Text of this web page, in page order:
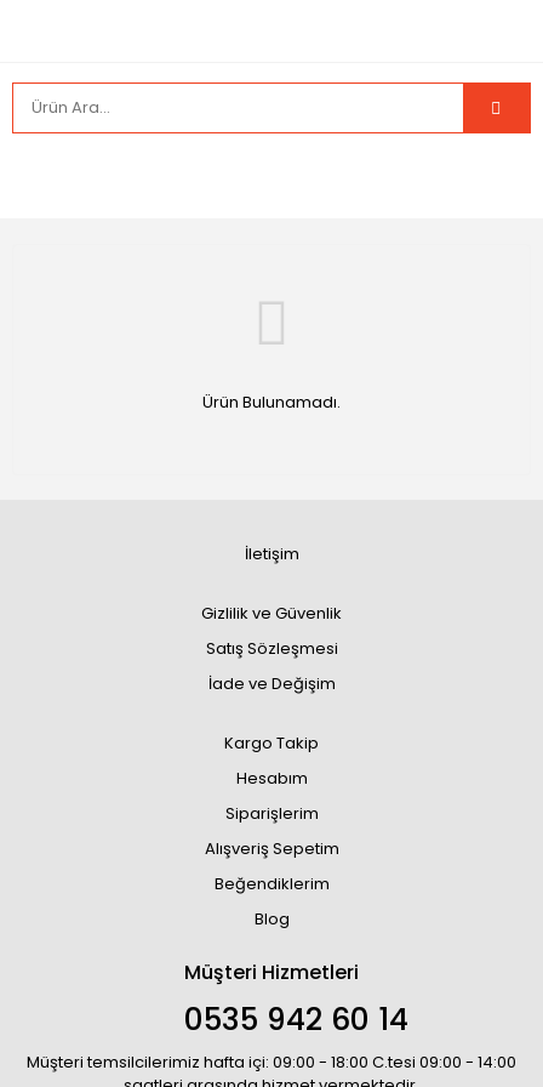
Ürün Bulunamadı.
İletişim
Gizlilik ve Güvenlik
Satış Sözleşmesi
İade ve Değişim
Kargo Takip
Hesabım
Siparişlerim
Alışveriş Sepetim
Beğendiklerim
Blog
Müşteri Hizmetleri
0535 942 60 14
Müşteri temsilcilerimiz hafta içi: 09:00 - 18:00 C.tesi 09:00 - 14:00